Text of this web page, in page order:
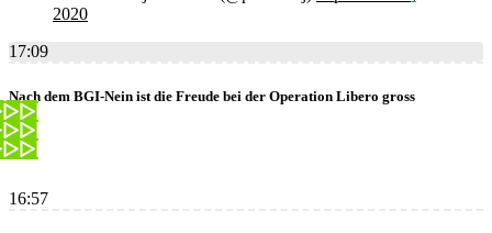
2020
17:09
Nach dem BGI-Nein ist die Freude bei der Operation Libero gross
16:57